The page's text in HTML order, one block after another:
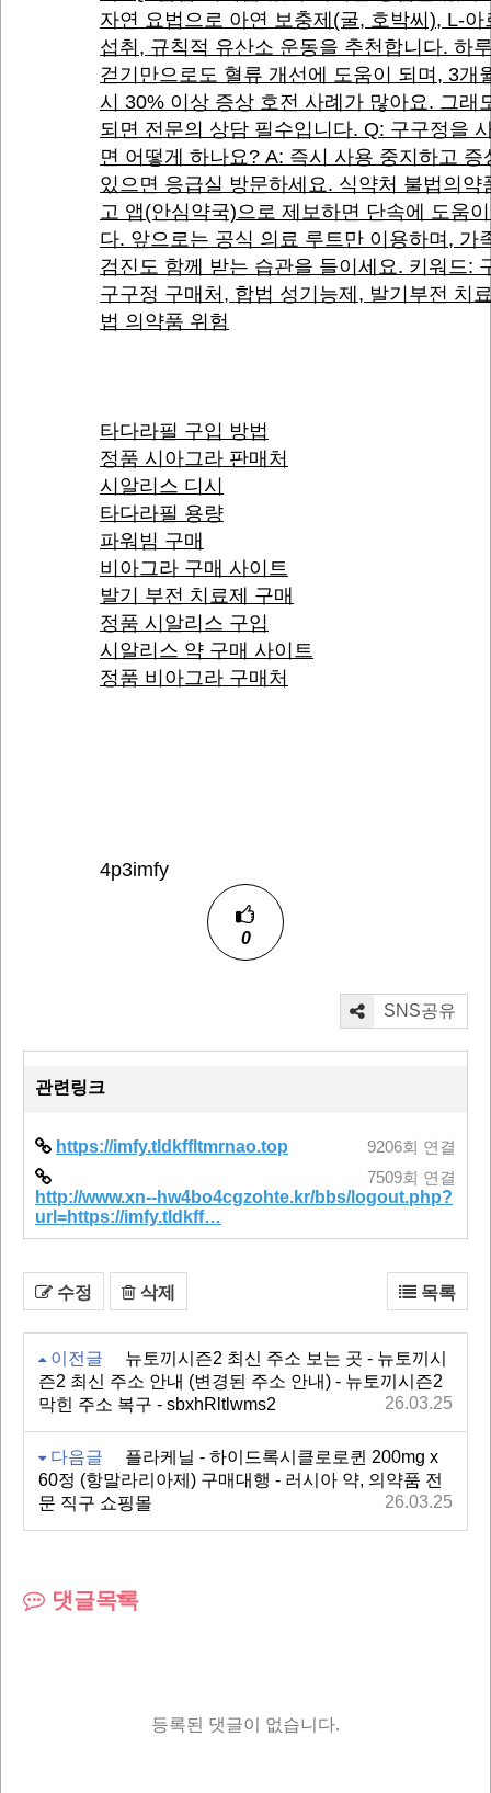
자연 요법으로 아연 보충제(굴, 호박씨), L-아
섭취, 규칙적 유산소 운동을 추천합니다. 하
걷기만으로도 혈류 개선에 도움이 되며, 3개
시 30% 이상 증상 호전 사례가 많아요. 그래
되면 전문의 상담 필수입니다. Q: 구구정을
면 어떻게 하나요? A: 즉시 사용 중지하고 증
있으면 응급실 방문하세요. 식약처 불법의약
고 앱(안심약국)으로 제보하면 단속에 도움
다. 앞으로는 공식 의료 루트만 이용하며, 가
검진도 함께 받는 습관을 들이세요. 키워드:
구구정 구매처, 합법 성기능제, 발기부전 치
법 의약품 위험
타다라필 구입 방법
정품 시아그라 판매처
시알리스 디시
타다라필 용량
파워빔 구매
비아그라 구매 사이트
발기 부전 치료제 구매
정품 시알리스 구입
시알리스 약 구매 사이트
정품 비아그라 구매처
4p3imfy
0
SNS공유
관련링크
https://imfy.tldkffltmrnao.top 9206회 연결
http://www.xn--hw4bo4cgzohte.kr/bbs/logout.php?
url=https://imfy.tldkff…
7509회 연결
수정 삭제 목록
이전글
뉴토끼시즌2 최신 주소 보는 곳 - 뉴토끼시
즌2 최신 주소 안내 (변경된 주소 안내) - 뉴토끼시즌2
막힌 주소 복구 - sbxhRltlwms2
26.03.25
다음글
플라케닐 - 하이드록시클로로퀸 200mg x
60정 (항말라리아제) 구매대행 - 러시아 약, 의약품 전
문 직구 쇼핑몰
26.03.25
댓글목록
등록된 댓글이 없습니다.